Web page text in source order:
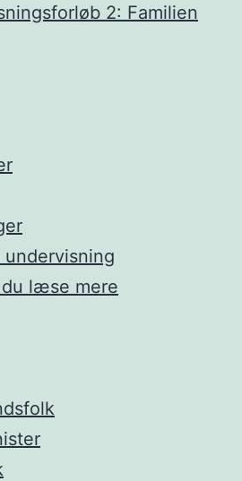
2: Familien
læse mere